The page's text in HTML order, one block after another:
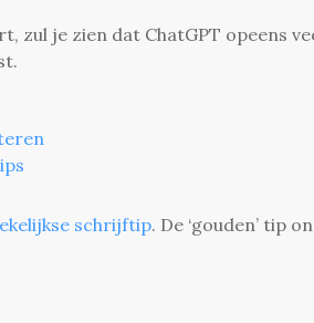
zul je zien dat ChatGPT opeens
schrijftip. De ‘gouden’ tip